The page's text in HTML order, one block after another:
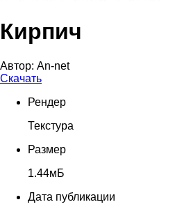
Кирпич
Автор: An-net
Скачать
Рендер
Текстура
Размер
1.44мБ
Дата публикации